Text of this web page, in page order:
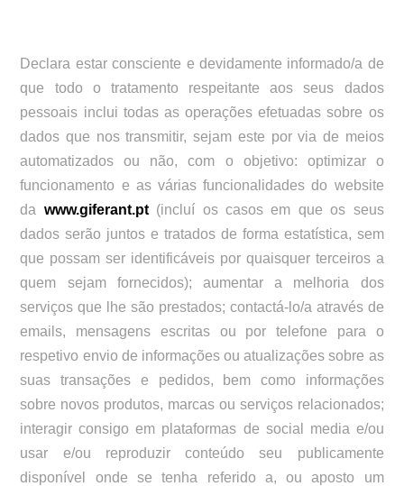
Declara estar consciente e devidamente informado/a de
que todo o tratamento respeitante aos seus dados
pessoais inclui todas as operações efetuadas sobre os
dados que nos transmitir, sejam este por via de meios
automatizados ou não, com o objetivo: optimizar o
funcionamento e as várias funcionalidades do website
da www.giferant.pt (incluí os casos em que os seus
dados serão juntos e tratados de forma estatística, sem
que possam ser identificáveis por quaisquer terceiros a
quem sejam fornecidos); aumentar a melhoria dos
serviços que lhe são prestados; contactá-lo/a através de
emails, mensagens escritas ou por telefone para o
respetivo envio de informações ou atualizações sobre as
suas transações e pedidos, bem como informações
sobre novos produtos, marcas ou serviços relacionados;
interagir consigo em plataformas de social media e/ou
usar e/ou reproduzir conteúdo seu publicamente
disponível onde se tenha referido a, ou aposto um